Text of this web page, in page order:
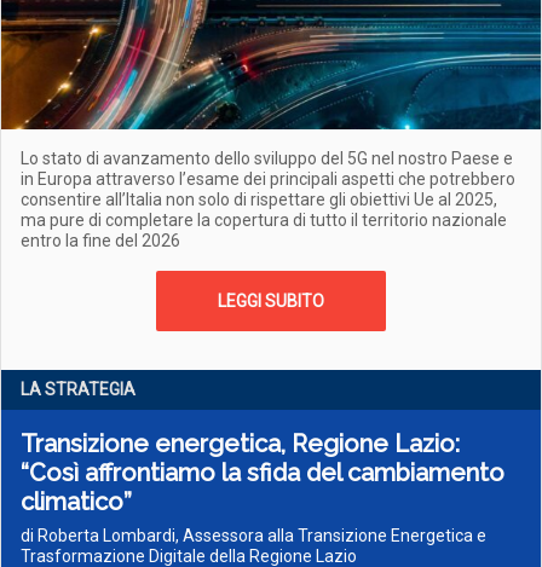
Lo stato di avanzamento dello sviluppo del 5G nel nostro Paese e
in Europa attraverso l’esame dei principali aspetti che potrebbero
consentire all’Italia non solo di rispettare gli obiettivi Ue al 2025,
ma pure di completare la copertura di tutto il territorio nazionale
entro la fine del 2026
LEGGI SUBITO
LA STRATEGIA
Transizione energetica, Regione Lazio:
“Così affrontiamo la sfida del cambiamento
climatico”
di Roberta Lombardi, Assessora alla Transizione Energetica e
Trasformazione Digitale della Regione Lazio